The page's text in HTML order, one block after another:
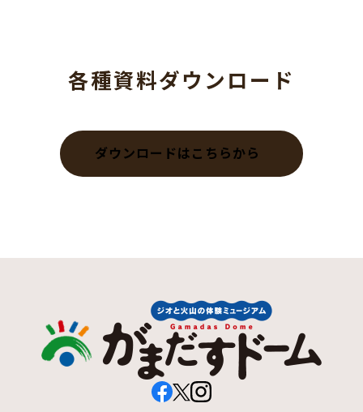
各種資料ダウンロード
ダウンロードはこちらから